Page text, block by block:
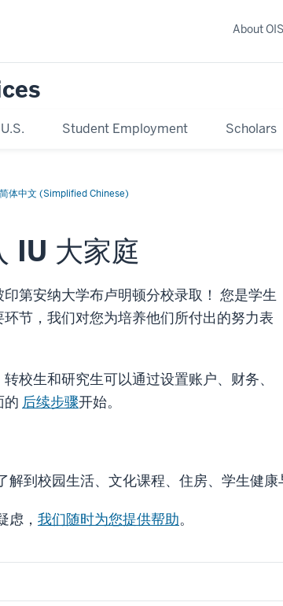
Student Employment Scholars
About OIS
简体中文 (Simplified Chinese)
IU 大家庭
第安纳大学布卢明顿分校录取！ 您是学生
节，我们对您为培养他们所付出的努力表
校生和研究生可以通过设置账户、财务、
的 后续步骤开始。
解到校园生活、文化课程、住房、学生健康
虑， 我们随时为您提供帮助。